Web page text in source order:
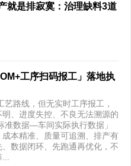
就是排寂寞：治理缺料3道
工序扫码报工」落地执
路线，但无实时工序报工，
、进度失控、不良无法溯源的
准数据—车间实际执行数据」
本精准、质量可追溯、排产有
数据闭环、先跑通再优化，不